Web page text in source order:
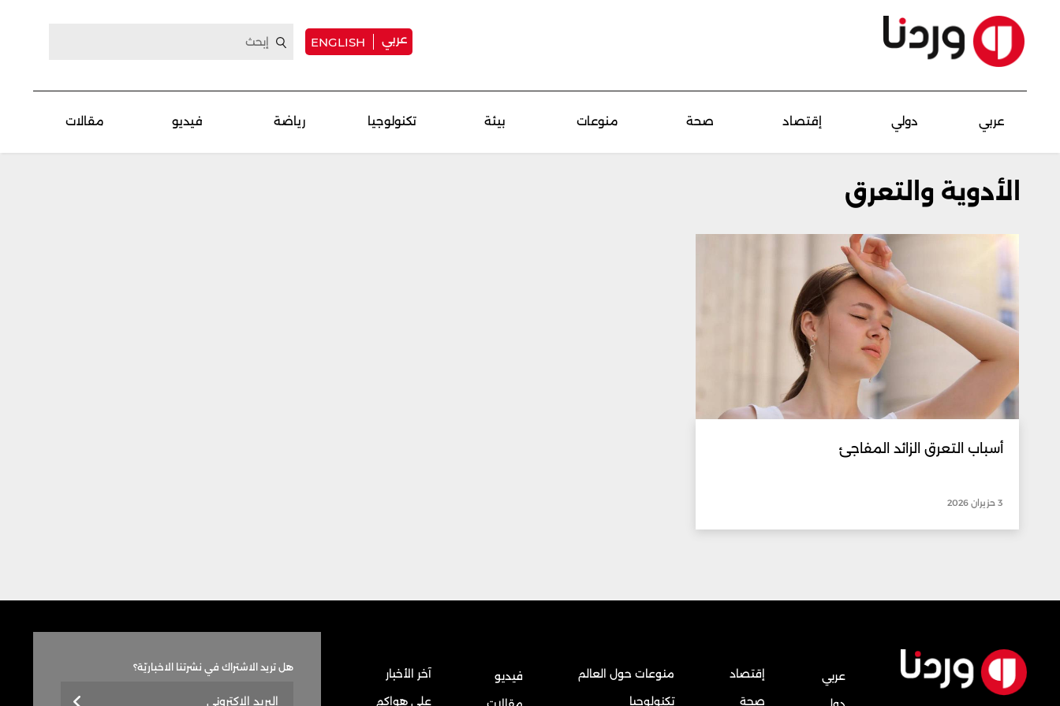
عربي ENGLISH
عربي دولي إقتصاد صحة منوعات بيئة تكنولوجيا رياضة فيديو مقالات
الأدوية والتعرق
أسباب التعرق الزائد المفاجئ
3 حزيران 2026
عربي
إقتصاد
صحة
منوعات حول العالم
تكنولوجيا
فيديو
آخر الأخبار
على هواكم
هل تريد الاشتراك في نشرتنا الاخباريّة؟